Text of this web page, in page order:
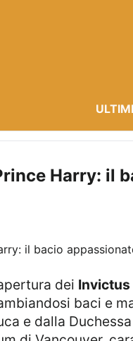
Harry: il
dei Invictus
baci e
e dalla